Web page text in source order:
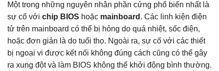
Một trong những nguyên nhân phần cứng phổ biến nhất là
sự cố với chip BIOS hoặc mainboard . Các linh kiện điện
tử trên mainboard có thể bị hỏng do quá nhiệt, sốc điện,
hoặc đơn giản là do tuổi thọ. Ngoài ra, sự cố với các thiết
bị ngoại vi được kết nối không đúng cách cũng có thể gây
ra xung đột và làm BIOS không thể khởi động bình thường.